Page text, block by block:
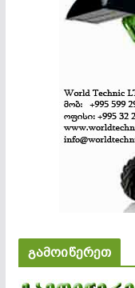
გამოიწერეთ